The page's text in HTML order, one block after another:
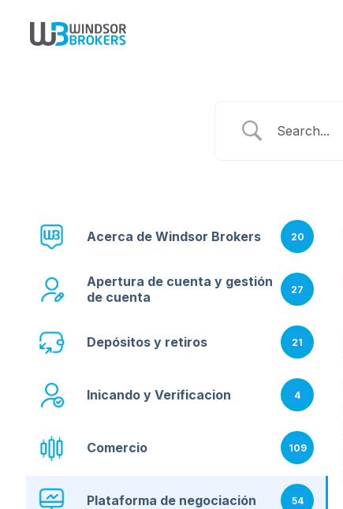
Acerca de Windsor Brokers 20
Apertura de cuenta y gestión
de cuenta
27
Depósitos y retiros 21
Inicando y Verificacion 4
Comercio 109
Plataforma de negociación 54